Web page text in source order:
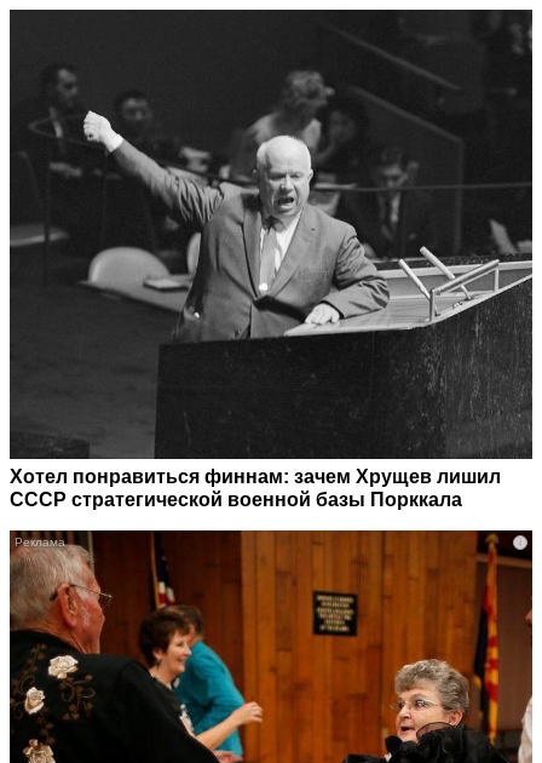
Хотел понравиться финнам: зачем Хрущев лишил
СССР стратегической военной базы Порккала
i